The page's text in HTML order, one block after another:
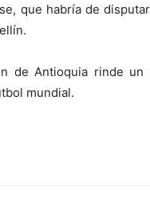
que habría de
de Antioquia rinde
mundial.